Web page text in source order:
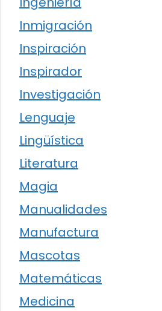
Inmigración
Inspiración
Inspirador
Investigación
Lenguaje
Lingüística
Literatura
Magia
Manualidades
Manufactura
Mascotas
Matemáticas
Medicina